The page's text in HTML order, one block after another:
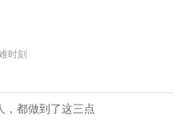
时刻
，都做到了这三点